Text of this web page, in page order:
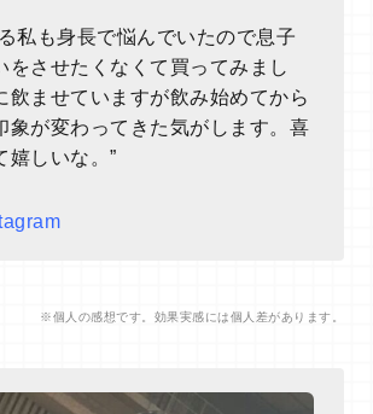
私も身長で悩んでいたので息子
をさせたくなくて買ってみまし
飲ませていますが飲み始めてから
象が変わってきた気がします。喜
嬉しいな。”
※個人の感想です。効果実感には個人差があります。